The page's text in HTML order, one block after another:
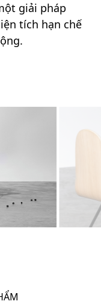
giải pháp
tích hạn chế